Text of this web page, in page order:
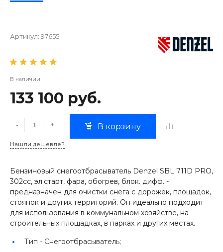
Артикул: 97655
В наличии
133 100 руб.
- + В корзину
Нашли дешевле?
Бензиновый снегоотбрасыватель Denzel SBL 711D PRO,
302cc, эл.старт, фара, обогрев, блок. дифф. -
предназначен для очистки снега с дорожек, площадок,
стоянок и других территорий. Он идеально подходит
для использования в коммунальном хозяйстве, на
строительных площадках, в парках и других местах.
Тип - Снегоотбрасыватель;